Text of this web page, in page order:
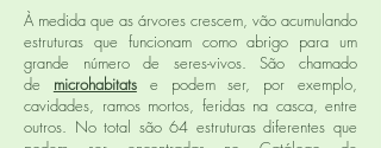
À medida que as árvores crescem, vão acumulando
estruturas que funcionam como abrigo para um
grande número de seres-vivos. São chamado
de microhabitats
e podem ser, por exemplo,
cavidades, ramos mortos, feridas na casca, entre
outros. No total são 64 estruturas diferentes que